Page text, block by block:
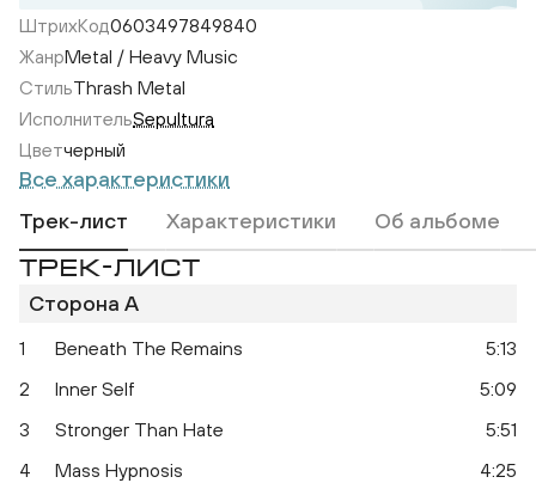
ШтрихКод0603497849840
ЖанрMetal / Heavy Music
СтильThrash Metal
ИсполнительSepultura
Цветчерный
Все характеристики
Трек-лист
Характеристики Об альбоме
ТРЕК-ЛИСТ
Сторона A
1 Beneath The Remains
5:13
2
Inner Self
5:09
3
Stronger Than Hate
5:51
4
Mass Hypnosis 4:25